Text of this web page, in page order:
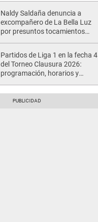
Naldy Saldaña denuncia a
excompañero de La Bella Luz
por presuntos tocamientos
Partidos de Liga 1 en la fecha 4
del Torneo Clausura 2026:
programación, horarios y